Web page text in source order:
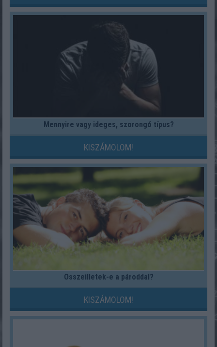
Mennyire vagy ideges, szorongó típus?
KISZÁMOLOM!
Összeilletek-e a pároddal?
KISZÁMOLOM!